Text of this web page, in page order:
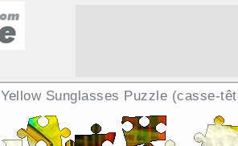
Yellow Sunglasses Puzzle (casse-